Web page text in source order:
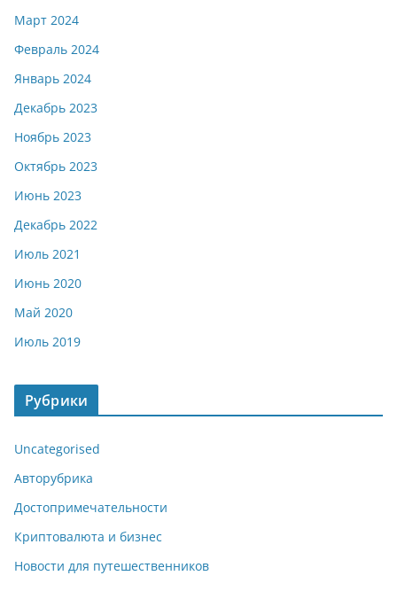
Март 2024
Февраль 2024
Январь 2024
Декабрь 2023
Ноябрь 2023
Октябрь 2023
Июнь 2023
Декабрь 2022
Июль 2021
Июнь 2020
Май 2020
Июль 2019
Рубрики
Uncategorised
Авторубрика
Достопримечательности
Криптовалюта и бизнес
Новости для путешественников